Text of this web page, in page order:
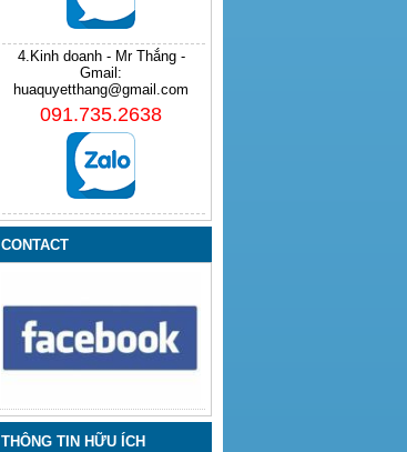
4.Kinh doanh - Mr Thắng -
Gmail:
huaquyetthang@gmail.com
091.735.2638
CONTACT
THÔNG TIN HỮU ÍCH